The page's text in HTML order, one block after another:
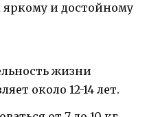
и достойному
жизни
около 12-14 лет.